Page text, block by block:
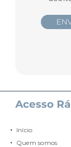
Acesso
Início
Quem somos